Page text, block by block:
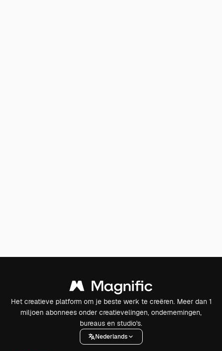
Het creatieve platform om je beste werk te creëren. Meer dan 1
miljoen abonnees onder creatievelingen, ondernemingen,
bureaus en studio's.
Nederlands